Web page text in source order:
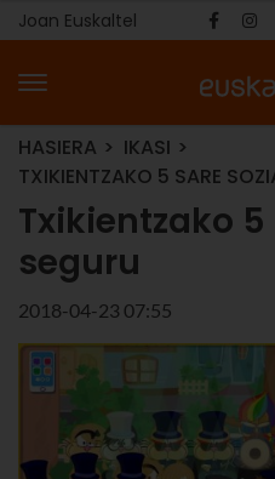
Joan Euskaltel
HASIERA
IKASI
TXIKIENTZAKO 5 SARE
Txikientzako
seguru
2018-04-23 07:55